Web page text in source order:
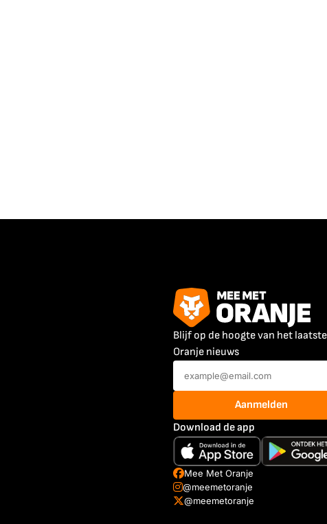
Blijf op de hoogte van het laatste
Oranje nieuws
Aanmelden
Download de app
Mee Met Oranje
@meemetoranje
@meemetoranje